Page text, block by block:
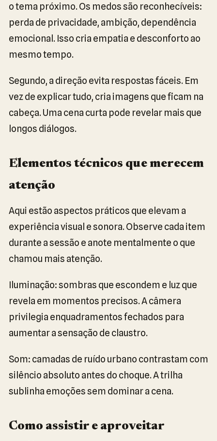
o tema próximo. Os medos são reconhecíveis:
perda de privacidade, ambição, dependência
emocional. Isso cria empatia e desconforto ao
mesmo tempo.
Segundo, a direção evita respostas fáceis. Em
vez de explicar tudo, cria imagens que ficam na
cabeça. Uma cena curta pode revelar mais que
longos diálogos.
Elementos técnicos que merecem
atenção
Aqui estão aspectos práticos que elevam a
experiência visual e sonora. Observe cada item
durante a sessão e anote mentalmente o que
chamou mais atenção.
Iluminação: sombras que escondem e luz que
revela em momentos precisos. A câmera
privilegia enquadramentos fechados para
aumentar a sensação de claustro.
Som: camadas de ruído urbano contrastam com
silêncio absoluto antes do choque. A trilha
sublinha emoções sem dominar a cena.
Como assistir e aproveitar